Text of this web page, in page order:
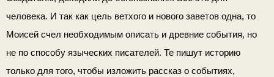
человека. И так как цель ветхого и нового заветов одна, то
Моисей счел необхо­димым описать и древние события, но
не по способу языческих писателей. Те пишут историю
только для того, чтобы изложить рассказ о событиях,